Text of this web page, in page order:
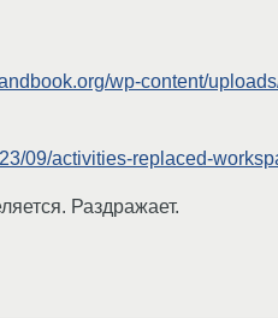
wp-content/
09/activities-replaced-
Раздражает.